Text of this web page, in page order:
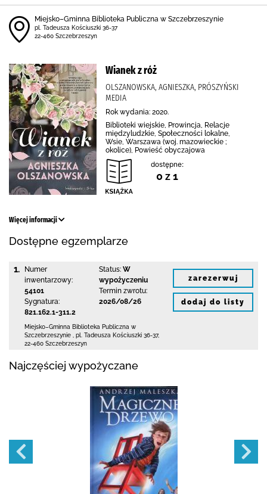
Miejsko–Gminna Biblioteka Publiczna w Szczebrzeszynie
pl. Tadeusza Kościuszki 36-37
22-460 Szczebrzeszyn
Wianek z róż
OLSZANOWSKA, AGNIESZKA, PRÓSZYŃSKI
MEDIA
Rok wydania: 2020.
Biblioteki wiejskie, Prowincja, Relacje
międzyludzkie, Społeczności lokalne,
Wsie, Warszawa (woj. mazowieckie ;
okolice), Powieść obyczajowa
dostępne:
0 z 1
Więcej informacji
Dostępne egzemplarze
1.
Numer
inwentarzowy:
54101
Sygnatura:
821.162.1-311.2
Status: W
wypożyczeniu
Termin zwrotu:
2026/08/26
Miejsko–Gminna Biblioteka Publiczna w
Szczebrzeszynie
pl. Tadeusza Kościuszki 36-37,
22-460 Szczebrzeszyn
zarezerwuj
dodaj do listy
Najczęściej wypożyczane